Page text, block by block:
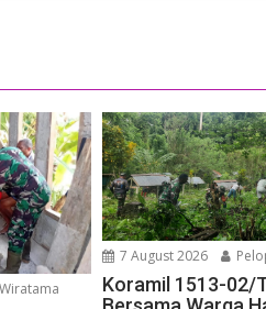
7 August 2026
Koramil 1513-02/